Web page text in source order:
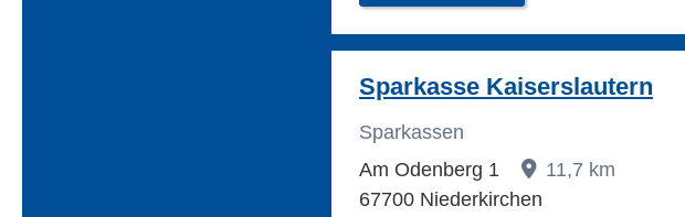
Sparkasse Kaiserslautern
Sparkassen
Am Odenberg 1
11,7 km
67700 Niederkirchen